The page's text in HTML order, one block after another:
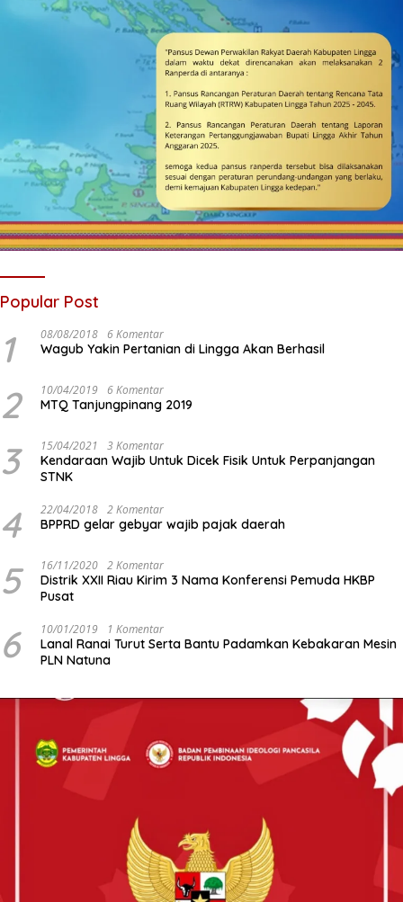
Popular Post
1 08/08/2018 6 Komentar
Wagub Yakin Pertanian di Lingga Akan Berhasil
2 10/04/2019 6 Komentar
MTQ Tanjungpinang 2019
3 15/04/2021 3 Komentar
Kendaraan Wajib Untuk Dicek Fisik Untuk Perpanjangan
STNK
4 22/04/2018 2 Komentar
BPPRD gelar gebyar wajib pajak daerah
5 16/11/2020 2 Komentar
Distrik XXII Riau Kirim 3 Nama Konferensi Pemuda HKBP
Pusat
6 10/01/2019 1 Komentar
Lanal Ranai Turut Serta Bantu Padamkan Kebakaran Mesin
PLN Natuna